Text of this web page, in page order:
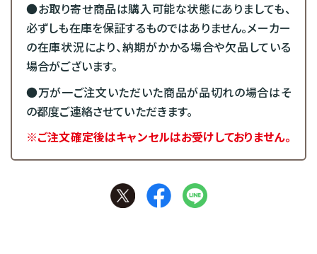
●お取り寄せ商品は購入可能な状態にありましても、
必ずしも在庫を保証するものではありません。メーカー
の在庫状況により、納期がかかる場合や欠品している
場合がございます。
●万が一ご注文いただいた商品が品切れの場合はそ
の都度ご連絡させていただきます。
※ご注文確定後はキャンセルはお受けしておりません。